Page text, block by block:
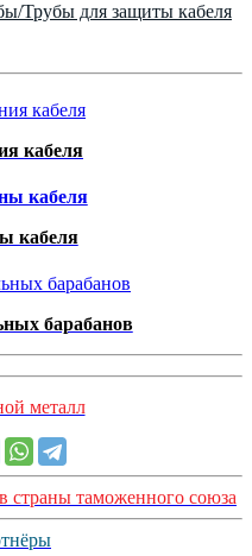
Трубы для защиты кабеля
кабеля
кабеля
барабанов
металл
страны таможенного союза